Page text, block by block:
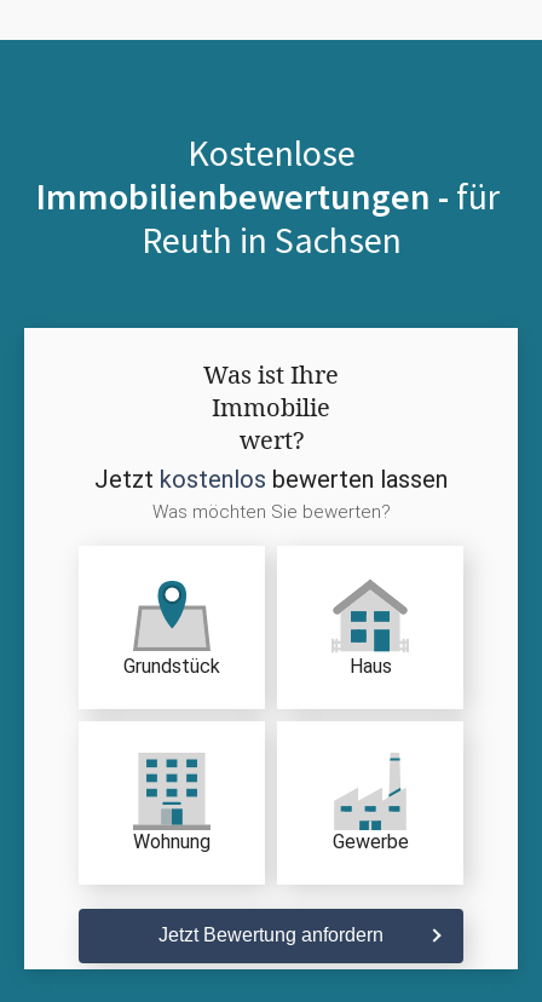
Kostenlose
Immobilienbewertungen - für
Reuth in Sachsen
Was ist Ihre
Immobilie
wert?
Jetzt kostenlos bewerten lassen
Was möchten Sie bewerten?
Grundstück Haus
Wohnung Gewerbe
Jetzt Bewertung anfordern